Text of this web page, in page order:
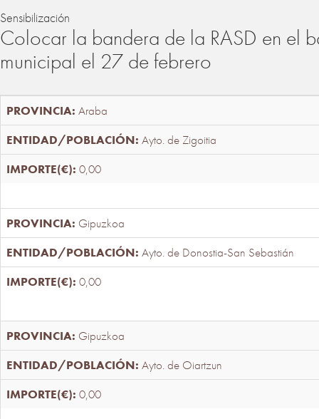
Sensibilización
Colocar la bandera de la RASD en el
municipal el 27 de febrero
Araba
Ayto. de Zigoitia
0,00
Gipuzkoa
Ayto. de Donostia-San Sebastián
0,00
Gipuzkoa
Ayto. de Oiartzun
0,00